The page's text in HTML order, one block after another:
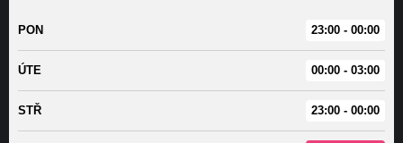
PON 23:00 - 00:00
ÚTE 00:00 - 03:00
STŘ 23:00 - 00:00